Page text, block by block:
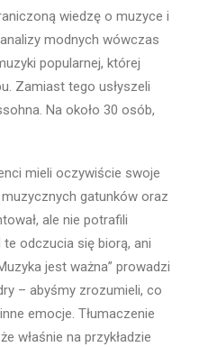
wiedzę o muzyce i
modnych wówczas
popularnej, której
Zamiast tego usłyszeli
Na około 30 osób,
mieli oczywiście swoje
gatunków oraz
ale nie potrafili
odczucia się biorą, ani
jest ważna” prowadzi
– abyśmy zrozumieli, co
emocje. Tłumaczenie
właśnie na przykładzie